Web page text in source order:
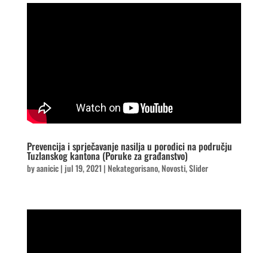
Prevencija i sprječavanje nasilja u porodici na području
Tuzlanskog kantona (Poruke za građanstvo)
byaanicic| jul 19, 2021 | Nekategorisano,Novosti,Slider